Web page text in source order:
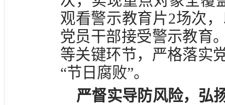
观看警示教育片2场次
党员干部接受警示教育
等关键环节，严格落实
“节日腐败”。
严督实导防风险，弘